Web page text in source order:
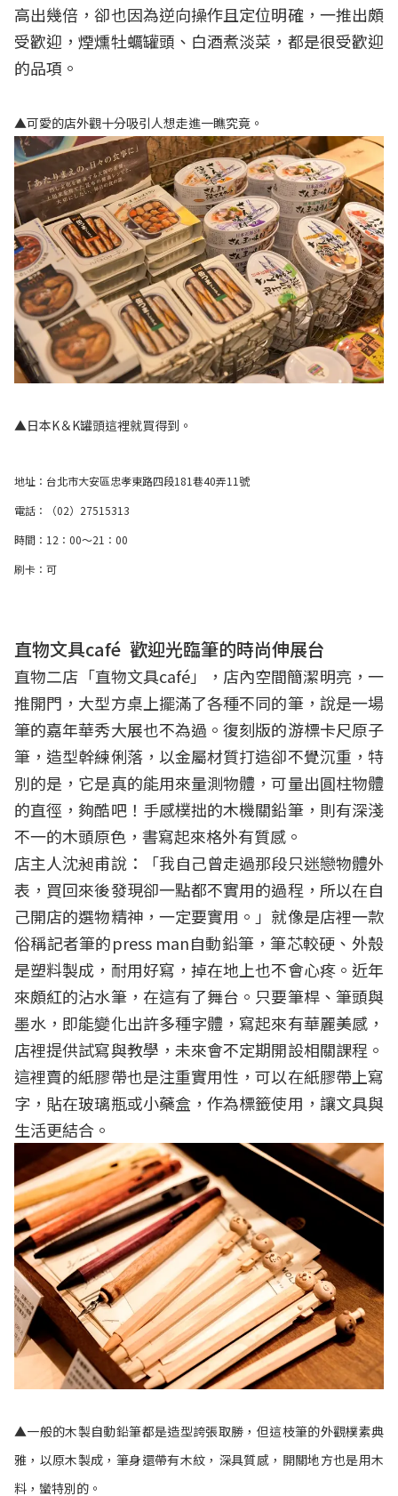
高出幾倍，卻也因為逆向操作且定位明確，一推出頗
受歡迎，煙燻牡蠣罐頭、白酒煮淡菜，都是很受歡迎
的品項。
▲可愛的店外觀十分吸引人想走進一瞧究竟。
▲日本K＆K罐頭這裡就買得到。
地址：台北市大安區忠孝東路四段181巷40弄11號
電話：（02）27515313
時間：12：00～21：00
刷卡：可
直物文具café 歡迎光臨筆的時尚伸展台
直物二店「直物文具café」，店內空間簡潔明亮，一
推開門，大型方桌上擺滿了各種不同的筆，說是一場
筆的嘉年華秀大展也不為過。復刻版的游標卡尺原子
筆，造型幹練俐落，以金屬材質打造卻不覺沉重，特
別的是，它是真的能用來量測物體，可量出圓柱物體
的直徑，夠酷吧！手感樸拙的木機關鉛筆，則有深淺
不一的木頭原色，書寫起來格外有質感。
店主人沈昶甫說：「我自己曾走過那段只迷戀物體外
表，買回來後發現卻一點都不實用的過程，所以在自
己開店的選物精神，一定要實用。」就像是店裡一款
俗稱記者筆的press man自動鉛筆，筆芯較硬、外殼
是塑料製成，耐用好寫，掉在地上也不會心疼。近年
來頗紅的沾水筆，在這有了舞台。只要筆桿、筆頭與
墨水，即能變化出許多種字體，寫起來有華麗美感，
店裡提供試寫與教學，未來會不定期開設相關課程。
這裡賣的紙膠帶也是注重實用性，可以在紙膠帶上寫
字，貼在玻璃瓶或小藥盒，作為標籤使用，讓文具與
生活更結合。
▲一般的木製自動鉛筆都是造型誇張取勝，但這枝筆的外觀樸素典
雅，以原木製成，筆身還帶有木紋，深具質感，開關地方也是用木
料，蠻特別的。